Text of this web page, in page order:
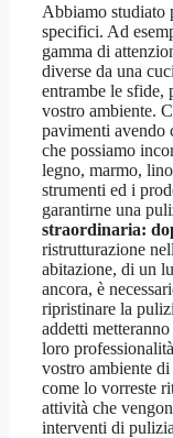
Abbiamo studiato
specifici. Ad
gamma di
diverse da una
entrambe le sfide,
vostro ambiente.
pavimenti avendo
che possiamo
legno, marmo,
strumenti ed i
garantirne una
straordinaria:
ristrutturazione
abitazione, di un
ancora, è
ripristinare la
addetti
loro
vostro ambiente di
come lo vorreste
attività che
interventi di